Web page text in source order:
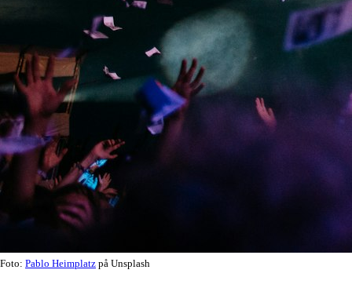
Foto: Pablo Heimplatz på Unsplash